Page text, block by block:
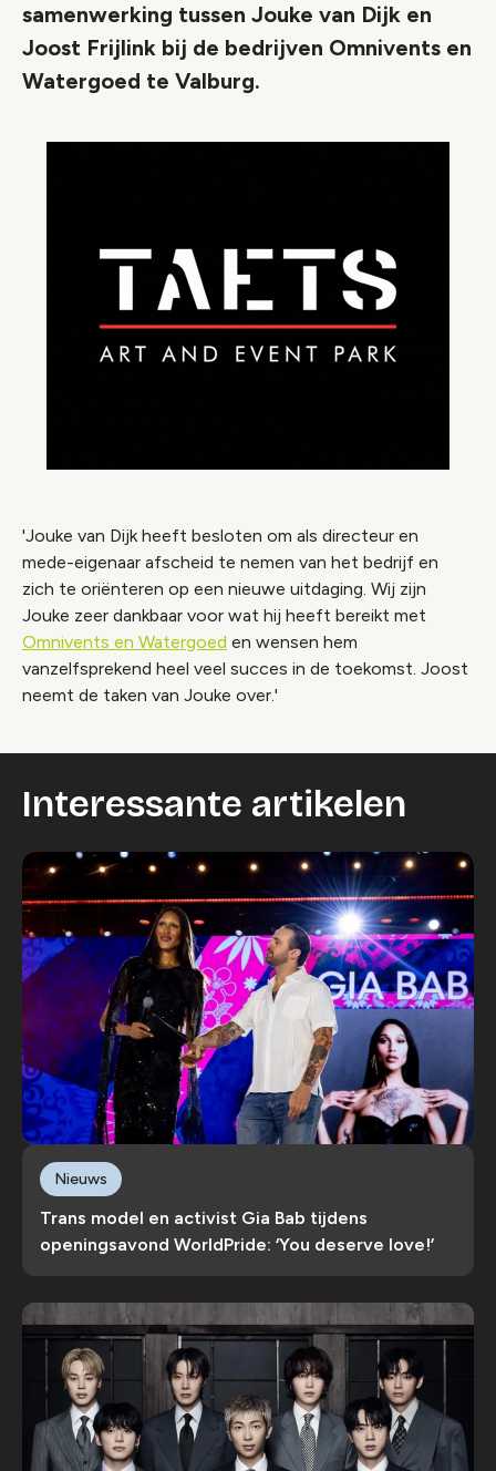
samenwerking tussen Jouke van Dijk en
Joost Frijlink bij de bedrijven Omnivents en
Watergoed te Valburg.
'Jouke van Dijk heeft besloten om als directeur en
mede-eigenaar afscheid te nemen van het bedrijf en
zich te oriënteren op een nieuwe uitdaging. Wij zijn
Jouke zeer dankbaar voor wat hij heeft bereikt met
Omnivents en Watergoed en wensen hem
vanzelfsprekend heel veel succes in de toekomst. Joost
neemt de taken van Jouke over.'
Interessante artikelen
Trans model en activist Gia Bab tijdens
openingsavond WorldPride: ‘You deserve love!’
Nieuws